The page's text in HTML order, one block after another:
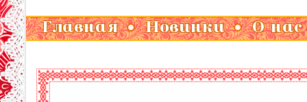
Главная Новинки О нас